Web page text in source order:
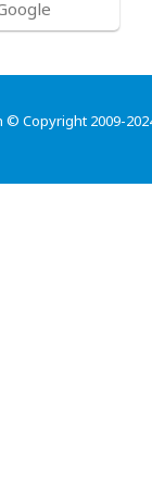
© Copyright 2009-